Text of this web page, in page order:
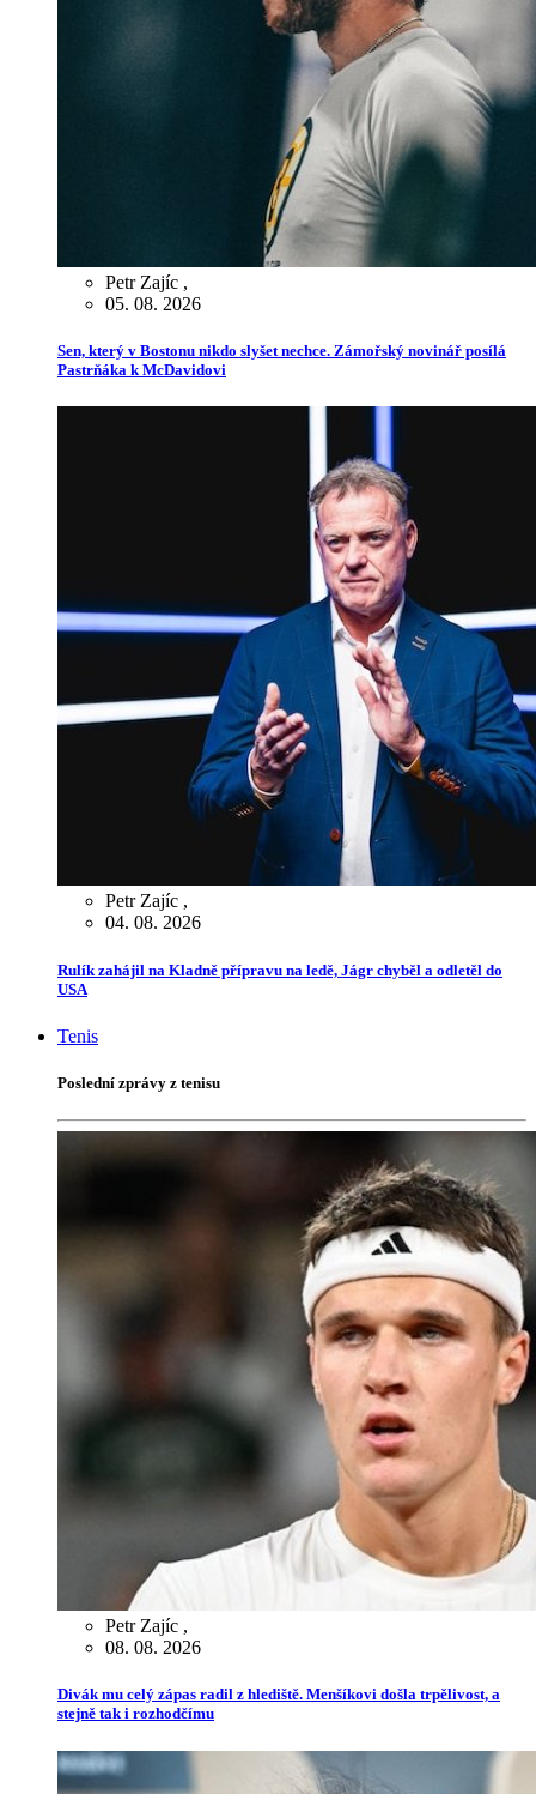
Petr Zajíc ,
05. 08. 2026
Sen, který v Bostonu nikdo slyšet nechce. Zámořský novinář posílá
Pastrňáka k McDavidovi
Petr Zajíc ,
04. 08. 2026
Rulík zahájil na Kladně přípravu na ledě, Jágr chyběl a odletěl do
USA
Tenis
Poslední zprávy z tenisu
Petr Zajíc ,
08. 08. 2026
Divák mu celý zápas radil z hlediště. Menšíkovi došla trpělivost, a
stejně tak i rozhodčímu